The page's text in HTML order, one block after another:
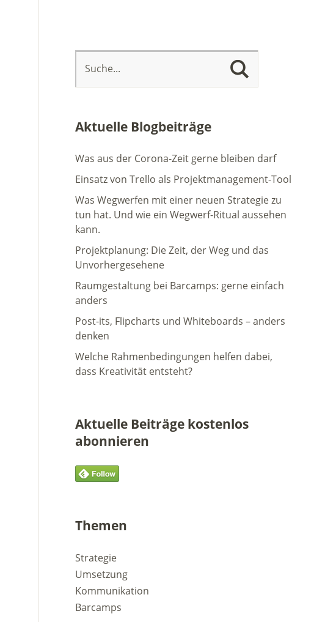
Aktuelle Blogbeiträge
Was aus der Corona-Zeit gerne bleiben darf
Einsatz von Trello als Projektmanagement-Tool
Was Wegwerfen mit einer neuen Strategie zu
tun hat. Und wie ein Wegwerf-Ritual aussehen
kann.
Projektplanung: Die Zeit, der Weg und das
Unvorhergesehene
Raumgestaltung bei Barcamps: gerne einfach
anders
Post-its, Flipcharts und Whiteboards – anders
denken
Welche Rahmenbedingungen helfen dabei,
dass Kreativität entsteht?
Aktuelle Beiträge kostenlos
abonnieren
Themen
Strategie
Umsetzung
Kommunikation
Barcamps